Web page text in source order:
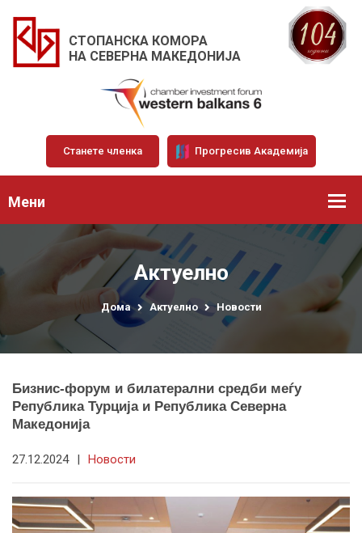
СТОПАНСКА КОМОРА
НА СЕВЕРНА МАКЕДОНИЈА
Станете членка Прогресив Академија
Мени
Актуелно
Дома Актуелно Новости
Бизнис-форум и билатерални средби меѓу
Република Турција и Република Северна
Македонија
27.12.2024 | Новости